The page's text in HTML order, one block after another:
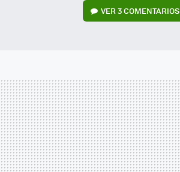
VER3 COMENTARIOS